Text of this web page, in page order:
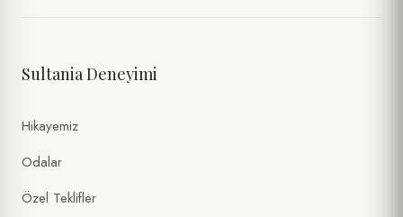
Sultania Deneyimi
Hikayemiz
Odalar
Özel Teklifler